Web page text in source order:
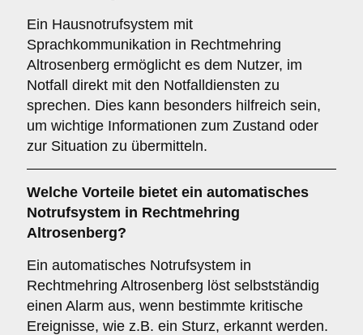
Ein Hausnotrufsystem mit
Sprachkommunikation in Rechtmehring
Altrosenberg ermöglicht es dem Nutzer, im
Notfall direkt mit den Notfalldiensten zu
sprechen. Dies kann besonders hilfreich sein,
um wichtige Informationen zum Zustand oder
zur Situation zu übermitteln.
Welche Vorteile bietet ein automatisches
Notrufsystem in Rechtmehring
Altrosenberg?
Ein automatisches Notrufsystem in
Rechtmehring Altrosenberg löst selbstständig
einen Alarm aus, wenn bestimmte kritische
Ereignisse, wie z.B. ein Sturz, erkannt werden.